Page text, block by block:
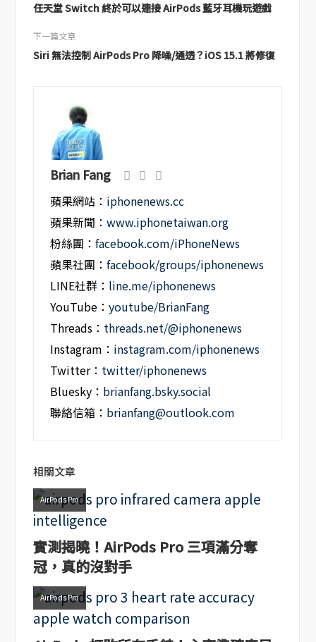
任天堂 Switch 終於可以連接 AirPods 藍牙耳機玩遊戲
下一篇文章
Siri 無法控制 AirPods Pro 降噪/通透？iOS 15.1 將修復
Brian Fang
蘋果網站： iphonenews.cc
蘋果新聞：www.iphonetaiwan.org
粉絲團：facebook.com/iPhoneNews
蘋果社團：facebook/groups/iphonenews
LINE社群： line.me/iphonenews
YouTube：youtube/BrianFang
Threads： threads.net/@iphonenews
Instagram： instagram.com/iphonenews
Twitter： twitter/iphonenews
Bluesky： brianfang.bsky.social
聯絡信箱： brianfang@outlook.com
相關文章
AirPods Pro
實測揭曉！AirPods Pro 三項滿分奪
冠，真的沒對手
AirPods Pro